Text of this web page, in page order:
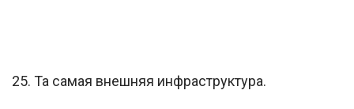
25. Та самая внешняя инфраструктура.